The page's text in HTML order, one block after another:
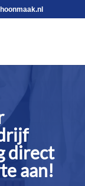
direct
aan!